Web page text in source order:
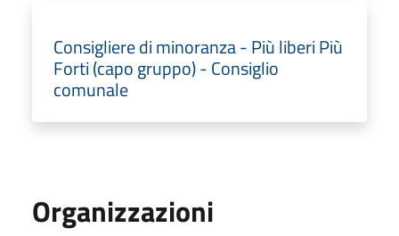
Consigliere di minoranza - Più liberi Più
Forti (capo gruppo) - Consiglio
comunale
Organizzazioni